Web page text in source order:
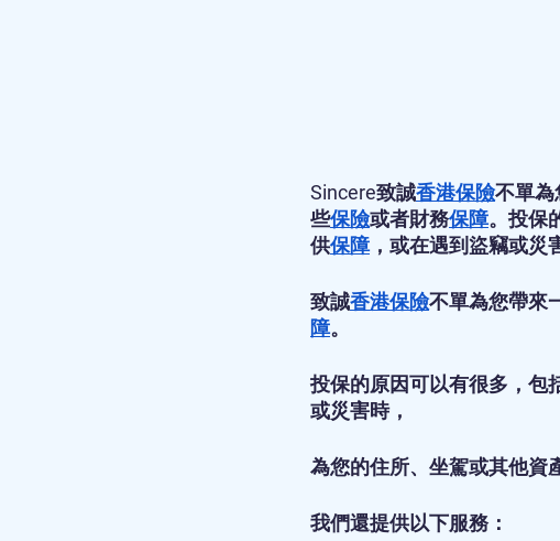
Sincere致誠香港保險不單為
些保險或者財務保障。投保
供保障，或在遇到盜竊或災
致誠香港保險不單為您帶來
障。
投保的原因可以有很多，包
或災害時，
為您的住所、坐駕或其他資
我們還提供以下服務：